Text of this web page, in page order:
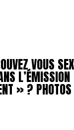
VOUS
L’ÉMISSION
» ?